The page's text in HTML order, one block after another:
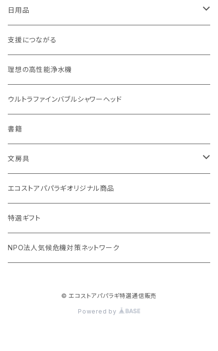
パーツ
スタッシャー（シリコンの保存容器）
お弁当箱
無塗装カトラリー
マイボトル
Ecoffee Cup（環境にやさしい竹素材）
stojo(折り畳めて何度でも使用できるコーヒーカップ)
オリーブウッド カッティングボード
調理用品
白米（定期便）
分づき米（定期便）
玄米（1回購入）
白米（1回購入）
分づき米（1回購入）
日焼け止め
ヘアケア
スキンケア
リップバーム
国産シャンプーバー・コンディショナーバー
日用品
国産シャンプーバー・コンディショナーバー
オーラルケア
生分解性ソープ類・せっけん
アメニティー・バス用品
天然素材のブラシ、掃除道具
生理用品
虫除けグッズ
支援につながる
理想の高性能浄水機
ウルトラファインバブルシャワーヘッド
書籍
文房具
バナナペーパーグッズ
天然素材の消しゴム
エコストアパパラギオリジナル商品
特選ギフト
NPO法人気候危機対策ネットワーク
© エコストアパパラギ特選通信販売
Powered by